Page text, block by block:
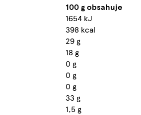
100 g obsahuje
1654 kJ
398 kcal
29 g
18 g
0 g
0 g
0 g
33 g
1,5 g